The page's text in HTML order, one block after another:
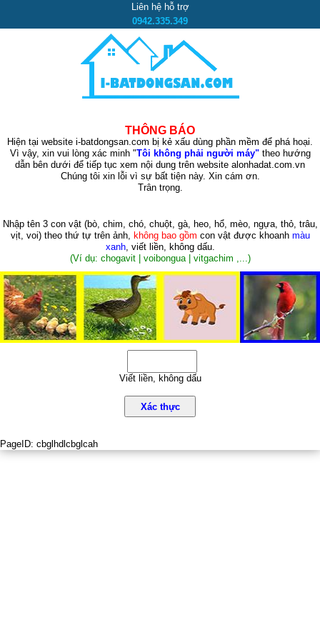
Liên hệ hỗ trợ
0942.335.349
THÔNG BÁO
Hiện tại website i-batdongsan.com bị kẻ xấu dùng phần mềm để phá hoại.
Vì vậy, xin vui lòng xác minh "Tôi không phải người máy"theo hướng
dẫn bên dưới để tiếp tục xem nội dung trên website alonhadat.com.vn
Chúng tôi xin lỗi vì sự bất tiện này. Xin cám ơn.
Trân trọng.
Nhập tên 3 con vật (bò, chim, chó, chuột, gà, heo, hổ, mèo, ngựa, thỏ, trâu,
vịt, voi)theo thứ tự trên ảnh, không bao gồm con vật được khoanh màu
xanh, viết liền, không dấu.
(Ví dụ: chogavit | voibongua | vitgachim ,...)
Viết liền, không dấu
Xác thực
PageID: cbglhdlcbglcah